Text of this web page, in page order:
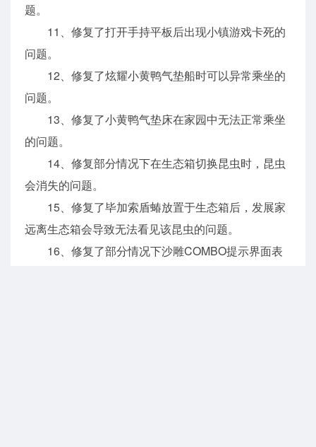
题。
11、修复了打开手持平板后出现小镇游戏卡死的
问题。
12、修复了炫耀小黄鸭气垫船时可以异常乘坐的
问题。
13、修复了小黄鸭气垫床在家园中无法正常乘坐
的问题。
14、修复部分情况下在生态箱切换昆虫时，昆虫
会消失的问题。
15、修复了毕加索盾蝽放置于生态箱后，发展家
远离生态箱会导致无法看见该昆虫的问题。
16、修复了部分情况下沙雕COMBO提示界面表